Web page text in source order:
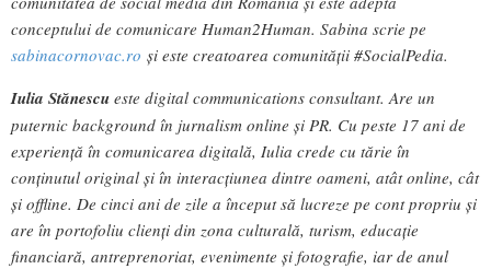
conceptului de comunicare Human2Human. Sabina scrie pe
sabinacornovac.ro și este creatoarea comunității #SocialPedia.
Iulia Stănescu este digital communications consultant. Are un
puternic background în jurnalism online și PR. Cu peste 17 ani de
experiență în comunicarea digitală, Iulia crede cu tărie în
conținutul original și în interacțiunea dintre oameni, atât online, cât
și offline. De cinci ani de zile a început să lucreze pe cont propriu și
are în portofoliu clienți din zona culturală, turism, educație
financiară, antreprenoriat, evenimente și fotografie, iar de anul